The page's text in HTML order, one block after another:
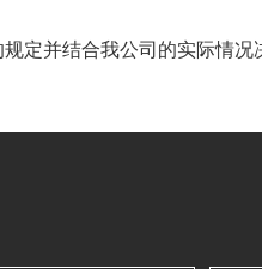
定并结合我公司的实际情